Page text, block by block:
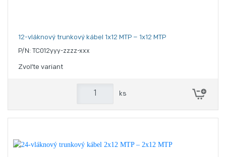
12-vláknový trunkový kábel 1x12 MTP – 1x12 MTP
P/N: TC012yyy-zzzz-xxx
Zvoľte variant
ks